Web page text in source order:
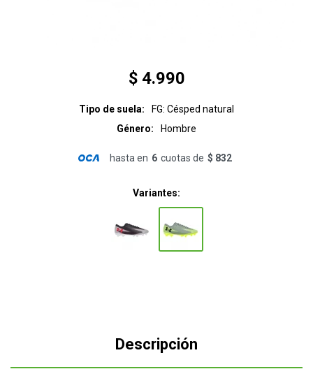
$ 4.990
Tipo de suela
FG: Césped natural
Género
Hombre
hasta en 6 cuotas de $ 832
Variantes:
Descripción